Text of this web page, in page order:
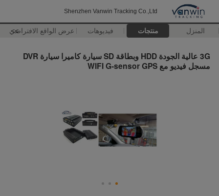
Shenzhen Vanwin Tracking Co.,Ltd
المنزل منتجات فيديوهات عرض الواقع الافتراضي
>>
3G عالية الجودة HDD وبطاقة SD سيارة كاميرا سيارة DVR
مسجل فيديو مع WIFI G-sensor GPS